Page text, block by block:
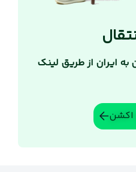
به ایران از طریق لینک
اکشن